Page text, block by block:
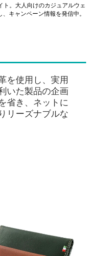
ト。大人向けのカジュアルウェ
キャンペーン情報を発信中。
を使用し、実用
いた製品の企画
省き、ネットに
リーズナブルな